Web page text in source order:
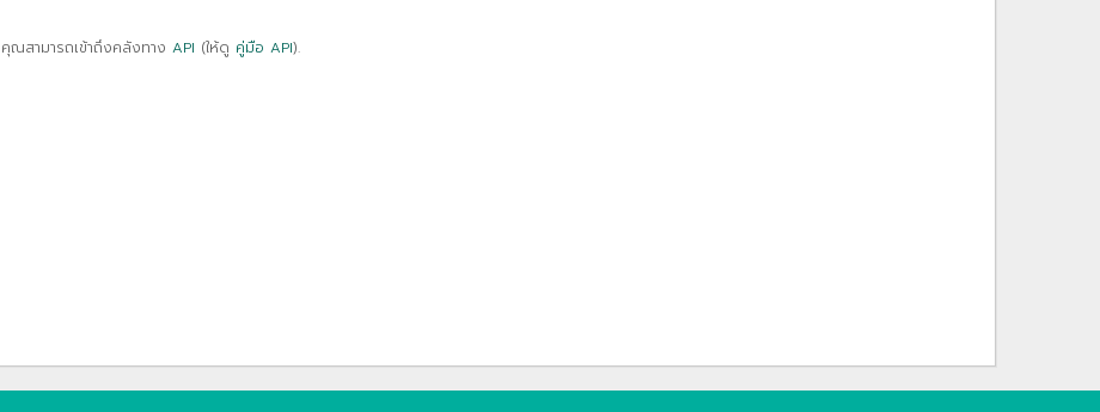
คุณสามารถเข้าถึงคลังทาง API (ให้ดู คู่มือ API).